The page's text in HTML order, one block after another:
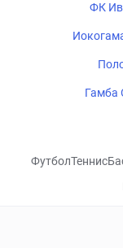
ФК
Гамба
ФутболТеннис